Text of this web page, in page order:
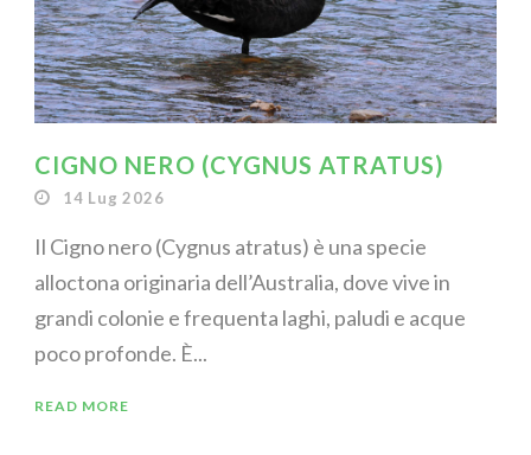
CIGNO NERO (CYGNUS ATRATUS)
14 Lug 2026
Il Cigno nero (Cygnus atratus) è una specie
alloctona originaria dell’Australia, dove vive in
grandi colonie e frequenta laghi, paludi e acque
poco profonde. È...
READ MORE